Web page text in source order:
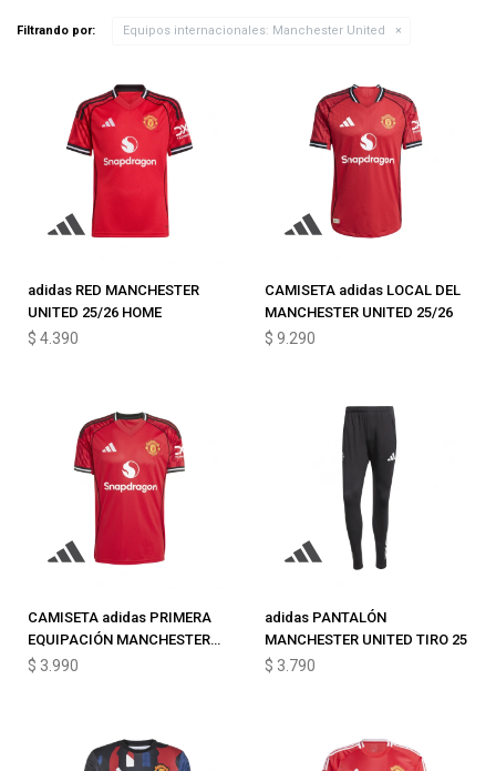
Filtrando por: Equipos internacionales: Manchester United
adidas RED MANCHESTER
UNITED 25/26 HOME
$ 4.390
CAMISETA adidas LOCAL DEL
MANCHESTER UNITED 25/26
$ 9.290
CAMISETA adidas PRIMERA
EQUIPACIÓN MANCHESTER
UNITED 25/26
$ 3.990
adidas PANTALÓN
MANCHESTER UNITED TIRO 25
$ 3.790